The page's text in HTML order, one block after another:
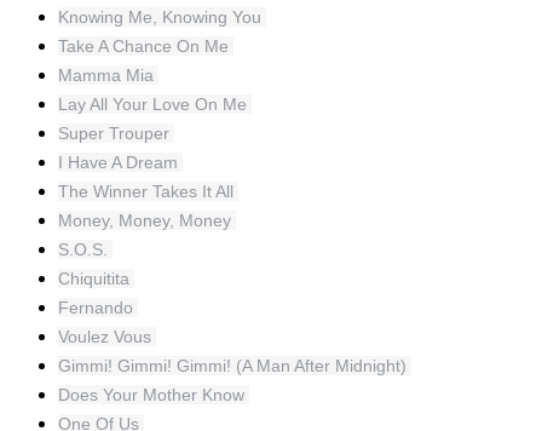
Knowing Me, Knowing You
Take A Chance On Me
Mamma Mia
Lay All Your Love On Me
Super Trouper
I Have A Dream
The Winner Takes It All
Money, Money, Money
S.O.S.
Chiquitita
Fernando
Voulez Vous
Gimmi! Gimmi! Gimmi! (A Man After Midnight)
Does Your Mother Know
One Of Us